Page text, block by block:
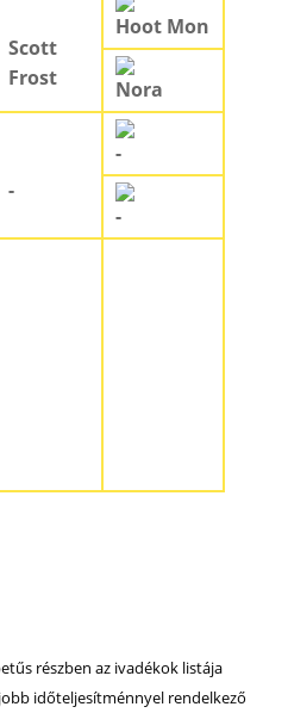
Scott
Frost
Hoot Mon
Nora
-
-
-
részben az ivadékok listája
időteljesítménnyel rendelkező